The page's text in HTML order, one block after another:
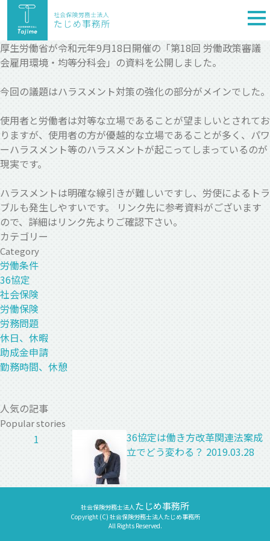
厚生労働省が令和元年9月18日開催の「第18回 労働政策審議
会雇用環境・均等分科会」の資料を公開しました。
今回の議題はハラスメント対策の強化の部分がメインでした。
使用者と労働者は対等な立場であることが望ましいとされてお
りますが、使用者の方が優越的な立場であることが多く、パワ
ーハラスメント等のハラスメントが起こってしまっているのが
現実です。
ハラスメントは明確な線引きが難しいですし、労使によるトラ
ブルも発生しやすいです。 リンク先に参考資料がございます
ので、詳細はリンク先よりご確認下さい。
カテゴリー
Category
労働条件
36協定
社会保険
労働保険
労務問題
休日、休暇
助成金申請
勤務時間、休憩
人気の記事
Popular stories
1
36協定は働き方改革関連法案成
立でどう変わる？ 2019.03.28
社会保険労務士法人 たじめ事務所
Copyright (C) 社会保険労務士法人たじめ事務所
All Rights Reserved.